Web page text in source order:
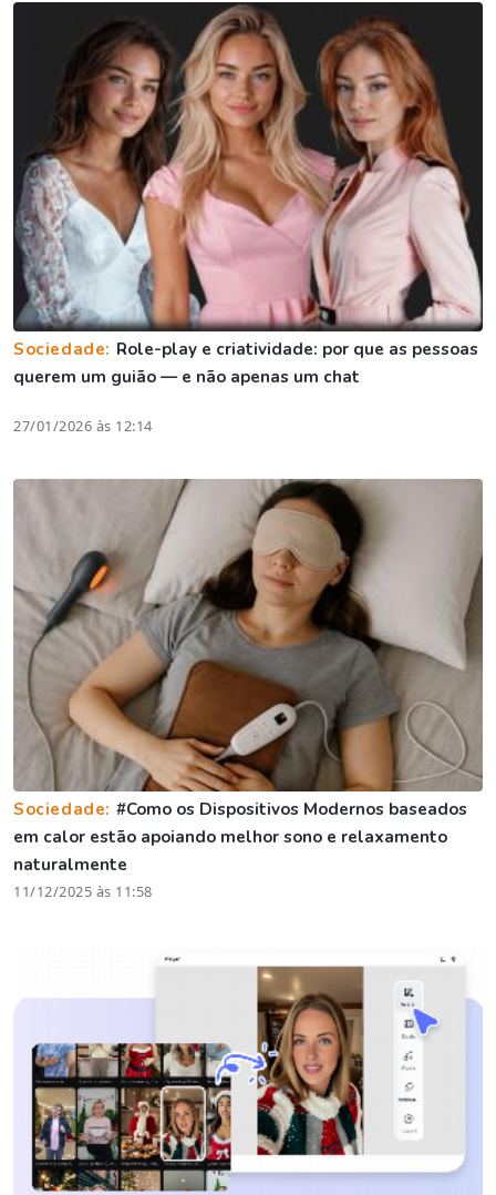
Sociedade: Role-play e criatividade: por que as pessoas
querem um guião — e não apenas um chat
27/01/2026 às 12:14
Sociedade: #Como os Dispositivos Modernos baseados
em calor estão apoiando melhor sono e relaxamento
naturalmente
11/12/2025 às 11:58